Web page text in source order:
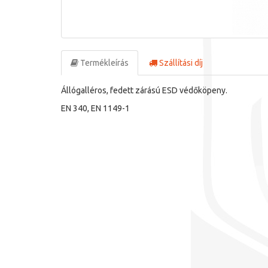
Termékleírás Szállítási díj
Állógalléros, fedett zárású ESD védőköpeny.
EN 340, EN 1149-1